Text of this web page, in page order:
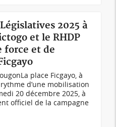
2025 à
et le RHDP
force et de
place Ficgayo, à
d’une mobilisation
20 décembre 2025, à
officiel de la campagne